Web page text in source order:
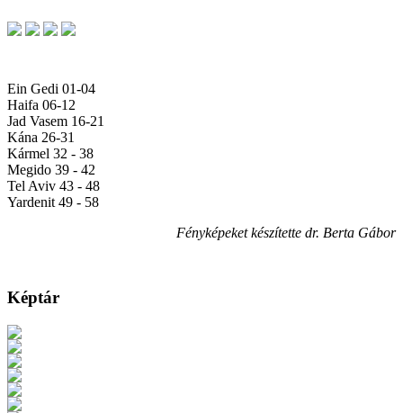
Ein Gedi 01-04
Haifa 06-12
Jad Vasem 16-21
Kána 26-31
Kármel 32 - 38
Megido 39 - 42
Tel Aviv 43 - 48
Yardenit 49 - 58
Fényképeket készítette dr. Berta Gábor
Képtár